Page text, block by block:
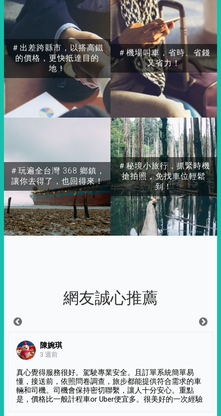
＃出差跨縣市，以搭高鐵
的價格，更快抵達目的
地！
＃玩遍全台灣 368 鄉鎮，
讓你去得了，也回得來！
＃秘境小旅行，抓緊時機
搶拍照，免找車位輕鬆
到！
＃機場叫車，省時、省錢
又省力！
網友誠心推薦
陳婉琪
3 週前
真心覺得服務很好。駕駛專業安全。且訂單系統簡單易
懂，接送前，依照問卷調查，旅步都能提供符合需求的車
輛和司機。司機會保持密切聯繫，讓人十分安心。重點
是，價格比一般計程車or Uber便宜多。很美好的一次經驗